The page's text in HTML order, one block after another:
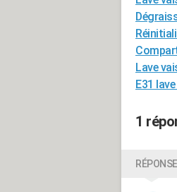
Lave
E31
1